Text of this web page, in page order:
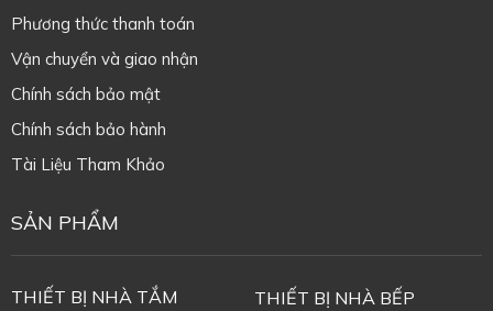
Phương thức thanh toán
Vận chuyển và giao nhận
Chính sách bảo mật
Chính sách bảo hành
Tài Liệu Tham Khảo
SẢN PHẨM
THIẾT BỊ NHÀ TẮM THIẾT BỊ NHÀ BẾP